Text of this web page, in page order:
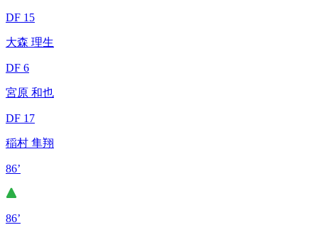
DF 15
大森 理生
DF 6
宮原 和也
DF 17
稲村 隼翔
86’
86’